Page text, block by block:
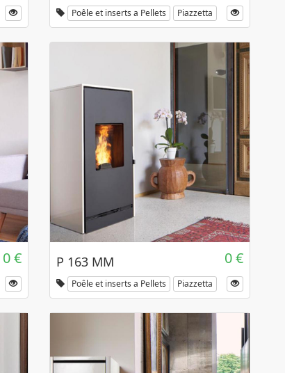
Poêle et inserts a Pellets Piazzetta
0 € P 163 MM 0 €
Poêle et inserts a Pellets Piazzetta